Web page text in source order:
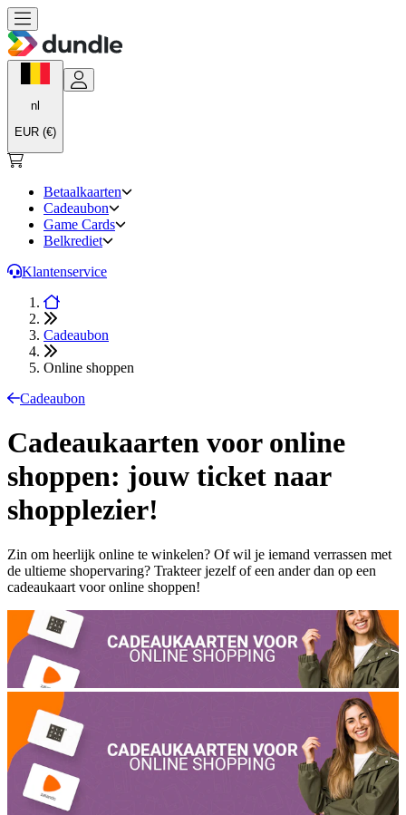
nl
EUR (€)
Betaalkaarten
Cadeaubon
Game Cards
Belkrediet
Klantenservice
Cadeaubon
Online shoppen
Cadeaubon
Cadeaukaarten voor online
shoppen: jouw ticket naar
shopplezier!
Zin om heerlijk online te winkelen? Of wil je iemand verrassen met
de ultieme shopervaring? Trakteer jezelf of een ander dan op een
cadeaukaart voor online shoppen!